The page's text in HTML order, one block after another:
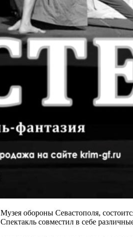
обороны Севастополя,
совместил в себе